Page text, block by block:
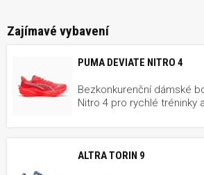
Zajímavé vybavení
PUMA DEVIATE NITRO 4
Bezkonkurenční dámské
Nitro 4 pro rychlé tréninky
ALTRA TORIN 9